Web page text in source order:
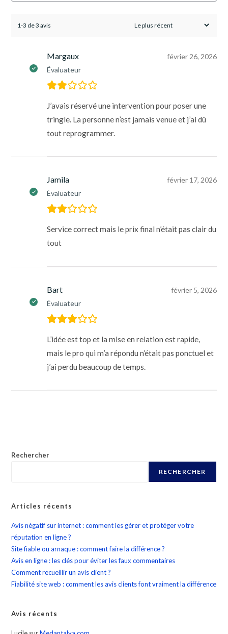
1-3 de 3 avis
Margaux
Évaluateur
février 26, 2026
J’avais réservé une intervention pour poser une
tringle. La personne n’est jamais venue et j’ai dû
tout reprogrammer.
Jamila
Évaluateur
février 17, 2026
Service correct mais le prix final n’était pas clair du
tout
Bart
Évaluateur
février 5, 2026
L’idée est top et la mise en relation est rapide,
mais le pro qui m’a répondu n’était pas ponctuel et
j’ai perdu beaucoup de temps.
Rechercher
RECHERCHER
Articles récents
Avis négatif sur internet : comment les gérer et protéger votre
réputation en ligne ?
Site fiable ou arnaque : comment faire la différence ?
Avis en ligne : les clés pour éviter les faux commentaires
Comment recueillir un avis client ?
Fiabilité site web : comment les avis clients font vraiment la différence
Avis récents